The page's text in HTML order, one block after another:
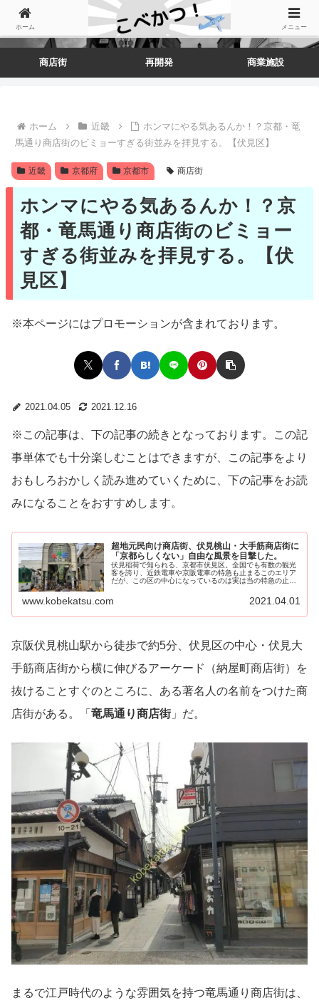
商店街 再開発 商業施設
ホーム 近畿
ホンマにやる気あるんか！？京都・竜
馬通り商店街のビミョーすぎる街並みを拝見する。【伏見区】
近畿 京都府 京都市 商店街
ホンマにやる気あるんか！？京
都・竜馬通り商店街のビミョー
すぎる街並みを拝見する。【伏
見区】
※本ページにはプロモーションが含まれております。
2021.04.05 2021.12.16
※この記事は、下の記事の続きとなっております。この記
事単体でも十分楽しむことはできますが、この記事をより
おもしろおかしく読み進めていくために、下の記事をお読
みになることをおすすめします。
超地元民向け商店街、伏見桃山・大手筋商店街に
「京都らしくない」自由な風景を目撃した。
伏見稲荷で知られる、京都市伏見区。全国でも有数の観光
客を誇り、近鉄電車や京阪電車の特急も止まるこのエリア
だが、この区の中心になっているのは実は当の特急の止ま
には、京都とは思えない驚きの風景が広がっていた・・・
www.kobekatsu.com 2021.04.01
京阪伏見桃山駅から徒歩で約5分、伏見区の中心・伏見大
手筋商店街から横に伸びるアーケード（納屋町商店街）を
抜けることすぐのところに、ある著名人の名前をつけた商
店街がある。「 竜馬通り商店街」だ。
まるで江戸時代のような雰囲気を持つ竜馬通り商店街は、
ホーム メニュー